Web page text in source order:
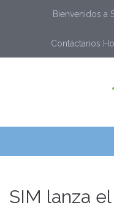
Bienvenidos a
Contáctanos
SIM lanza